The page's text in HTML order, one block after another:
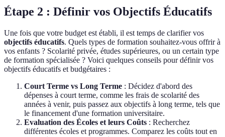
Étape 2 : Définir vos Objectifs Éducatifs
Une fois que votre budget est établi, il est temps de clarifier vos
objectifs éducatifs. Quels types de formation souhaitez-vous offrir à
vos enfants ? Scolarité privée, études supérieures, ou un certain type
de formation spécialisée ? Voici quelques conseils pour définir vos
objectifs éducatifs et budgétaires :
Court Terme vs Long Terme : Décidez d'abord des
dépenses à court terme, comme les frais de scolarité des
années à venir, puis passez aux objectifs à long terme, tels que
le financement d'une formation universitaire.
Evaluation des Écoles et leurs Coûts : Recherchez
différentes écoles et programmes. Comparez les coûts tout en